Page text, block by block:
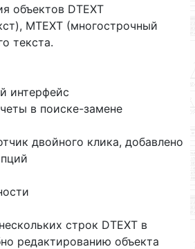
объектов DTEXT
MTEXT (многострочный
текста.
интерфейс
в поиске-замене
двойного клика, добавлено
строк DTEXT в
редактированию объекта